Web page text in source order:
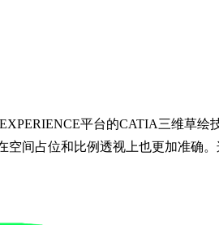
EXPERIENCE平台的CATIA三维草绘
空间占位和比例透视上也更加准确